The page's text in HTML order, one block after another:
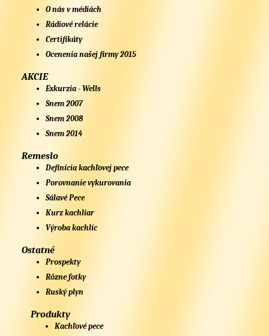
O nás v médiách
Rádiové relácie
Certifikáty
Ocenenia našej firmy 2015
AKCIE
Exkurzia - Wells
Snem 2007
Snem 2008
Snem 2014
Remeslo
Definícia kachľovej pece
Porovnanie vykurovania
Sálavé Pece
Kurz kachliar
Výroba kachlíc
Ostatné
Prospekty
Rôzne fotky
Ruský plyn
Produkty
Kachľové pece